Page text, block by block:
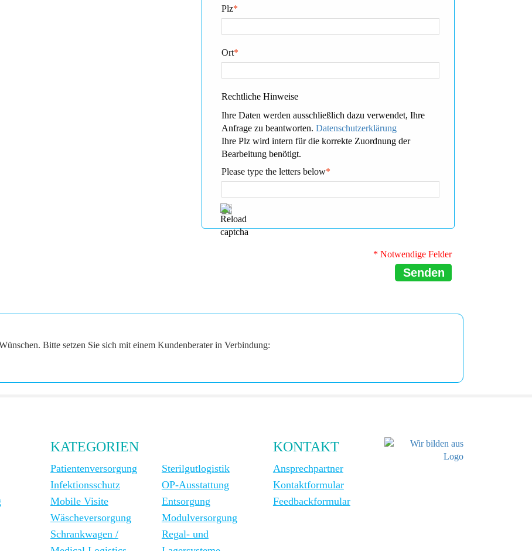
*
Plz
*
Ort
Rechtliche Hinweise
Ihre Daten werden ausschließlich dazu verwendet, Ihre
Anfrage zu beantworten. Datenschutzerklärung
Ihre Plz wird intern für die korrekte Zuordnung der
Bearbeitung benötigt.
*
Please type the letters below
* Notwendige Felder
Senden
Bitte setzen Sie sich mit einem Kundenberater in Verbindung:
KATEGORIEN
Patientenversorgung
Infektionsschutz
Mobile Visite
Wäscheversorgung
Schrankwagen /
Sterilgutlogistik
OP-Ausstattung
Entsorgung
Modulversorgung
Regal- und
KONTAKT
Ansprechpartner
Kontaktformular
Feedbackformular